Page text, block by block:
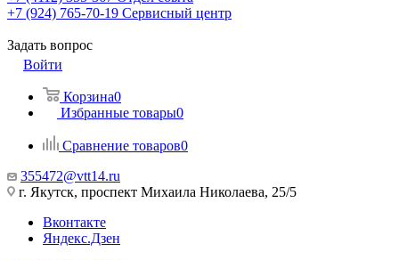
+7 (924) 765-70-19 Сервисный центр
Задать вопрос
Войти
Корзина0
Избранные товары0
Сравнение товаров0
355472@vtt14.ru
г. Якутск, проспект Михаила Николаева, 25/5
Вконтакте
Яндекс.Дзен